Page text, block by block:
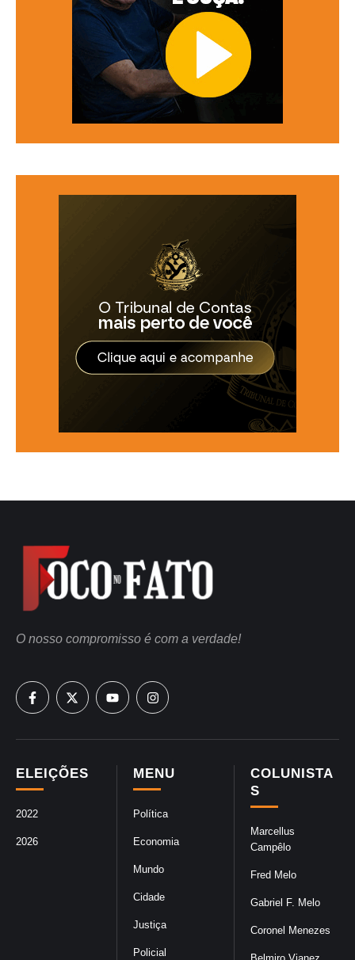
COLUNISTA
S
Marcellus
Campêlo
Fred Melo
Gabriel F. Melo
Coronel Menezes
MENU
Política
Economia
Mundo
Cidade
Justiça
Policial
ELEIÇÕES
2022
2026
O nosso compromisso é com a verdade!